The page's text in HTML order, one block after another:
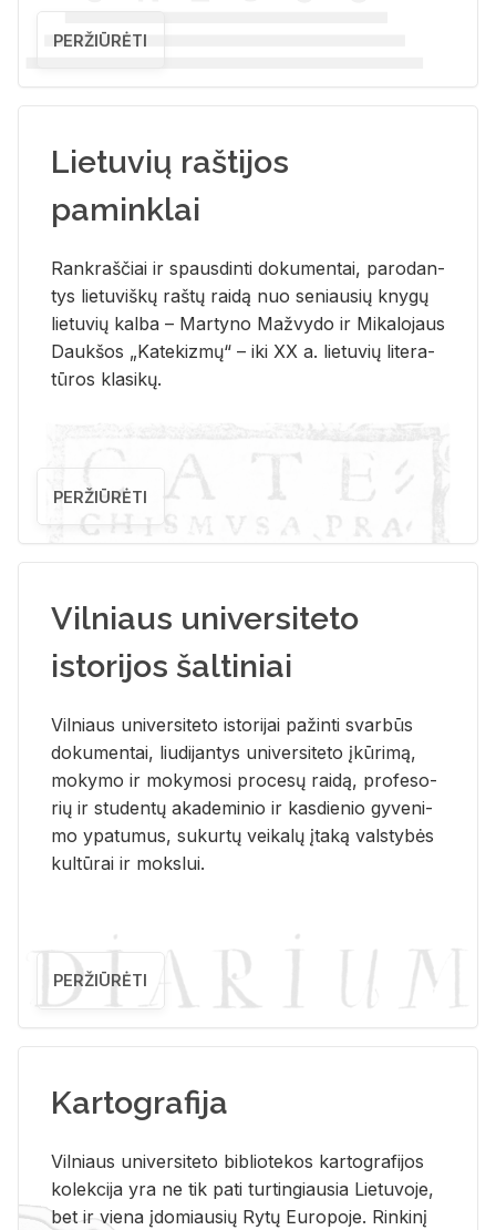
PERŽIŪRĖTI
Lietuvių raštijos
paminklai
Rank­raš­čiai ir spaus­din­ti do­ku­men­tai, pa­ro­dan­
tys lie­tu­viš­kų raš­tų rai­dą nuo se­niau­sių kny­gų
lie­tu­vių kal­ba – Mar­ty­no Ma­žvy­do ir Mi­ka­lo­jaus
Dauk­šos „Ka­te­kiz­mų“ – iki XX a. lie­tu­vių li­te­ra­
tū­ros kla­si­kų.
PERŽIŪRĖTI
Vilniaus universiteto
istorijos šaltiniai
Vil­niaus uni­ver­si­te­to is­to­ri­jai pa­žin­ti svar­būs
do­ku­men­tai, liu­di­jan­tys uni­ver­si­te­to įkū­ri­mą,
mo­ky­mo ir mo­ky­mo­si pro­ce­sų rai­dą, pro­fe­so­
rių ir stu­den­tų aka­de­mi­nio ir kas­die­nio gy­ve­ni­
mo ypa­tu­mus, su­kur­tų vei­ka­lų įta­ką vals­ty­bės
kul­tū­rai ir moks­lui.
PERŽIŪRĖTI
Kartografija
Vil­niaus uni­ver­si­te­to bi­b­lio­te­kos kar­to­gra­fi­jos
ko­lek­ci­ja yra ne tik pati tur­tin­giau­sia Lie­tu­vo­je,
bet ir vie­na įdo­miau­sių Rytų Eu­ro­po­je. Rin­ki­nį